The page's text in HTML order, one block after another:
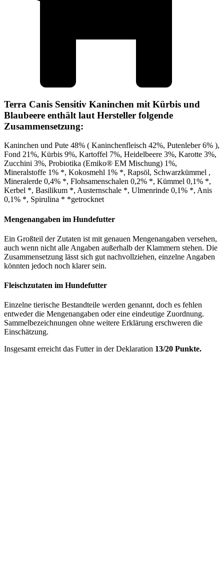
Terra Canis Sensitiv Kaninchen mit Kürbis und
Blaubeere enthält laut Hersteller folgende
Zusammensetzung:
Kaninchen und Pute 48% ( Kaninchenfleisch 42%, Putenleber 6% ),
Fond 21%, Kürbis 9%, Kartoffel 7%, Heidelbeere 3%, Karotte 3%,
Zucchini 3%, Probiotika (Emiko® EM Mischung) 1%,
Mineralstoffe 1% *, Kokosmehl 1% *, Rapsöl, Schwarzkümmel ,
Mineralerde 0,4% *, Flohsamenschalen 0,2% *, Kümmel 0,1% *,
Kerbel *, Basilikum *, Austernschale *, Ulmenrinde 0,1% *, Anis
0,1% *, Spirulina * *getrocknet
Mengenangaben im Hundefutter
Ein Großteil der Zutaten ist mit genauen Mengenangaben versehen,
auch wenn nicht alle Angaben außerhalb der Klammern stehen. Die
Zusammensetzung lässt sich gut nachvollziehen, einzelne Angaben
könnten jedoch noch klarer sein.
Fleischzutaten im Hundefutter
Einzelne tierische Bestandteile werden genannt, doch es fehlen
entweder die Mengenangaben oder eine eindeutige Zuordnung.
Sammelbezeichnungen ohne weitere Erklärung erschweren die
Einschätzung.
Insgesamt erreicht das Futter in der Deklaration 13/20 Punkte.